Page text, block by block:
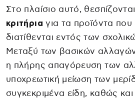
Στο πλαίσιο αυτό,
κριτήρια για τα προϊόντα που
διατίθενται εντός των
Μεταξύ των βασικών
η πλήρης απαγόρευση των
υποχρεωτική μείωση των
συγκεκριμένα είδη, καθώς